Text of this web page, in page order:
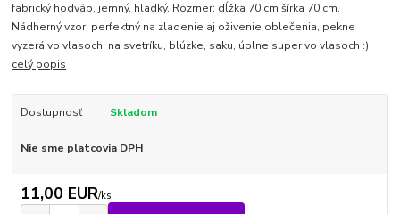
fabrický hodváb, jemný, hladký. Rozmer: dĺžka 70 cm šírka 70 cm.
Nádherný vzor, perfektný na zladenie aj oživenie oblečenia, pekne
vyzerá vo vlasoch, na svetríku, blúzke, saku, úplne super vo vlasoch :)
celý popis
Dostupnosť Skladom
Nie sme platcovia DPH
11,00 EUR/ks